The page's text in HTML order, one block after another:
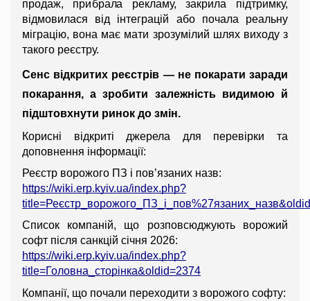
продаж, прибрала рекламу, закрила підтримку,
відмовилася від інтеграцій або почала реальну
міграцію, вона має мати зрозумілий шлях виходу з
такого реєстру.
Сенс відкритих реєстрів — не покарати заради
покарання, а зробити залежність видимою й
підштовхнути ринок до змін.
Корисні відкриті джерела для перевірки та
доповнення інформації:
Реєстр ворожого ПЗ і пов’язаних назв:
https://wiki.erp.kyiv.ua/index.php?
Список компаній, що розповсюджують ворожий
софт після санкцій січня 2026:
https://wiki.erp.kyiv.ua/index.php?
title=Головна_сторінка&oldid=2374
Компанії, що почали переходити з ворожого софту: